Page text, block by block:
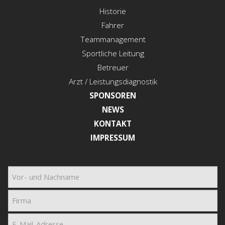
Historie
Fahrer
Teammanagement
Sportliche Leitung
Betreuer
Arzt / Leistungsdiagnostik
SPONSOREN
NEWS
KONTAKT
IMPRESSUM